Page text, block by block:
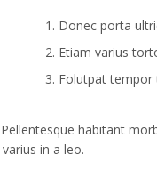
Donec porta
Etiam varius
Folutpat tempor
habitant
in a leo.